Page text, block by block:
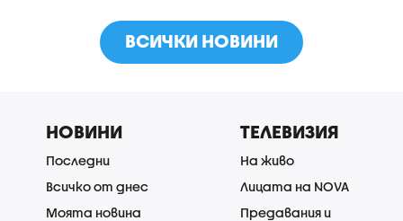
ВСИЧКИ НОВИНИ
НОВИНИ
Последни
Всичко от днес
Моята новина
ТЕЛЕВИЗИЯ
На живо
Лицата на NOVA
Предавания и